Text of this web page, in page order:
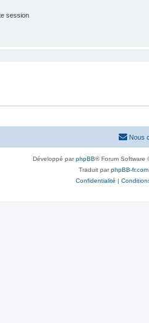
session
Nous
Développé parphpBB® Forum Software
Traduit parphpBB-fr.com
Confidentialité |